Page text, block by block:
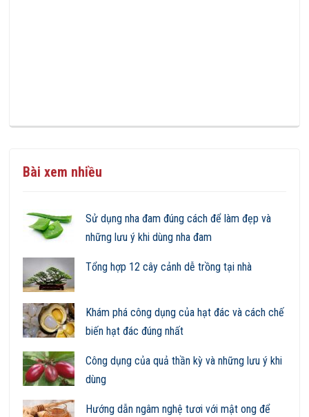
Bài xem nhiều
Sử dụng nha đam đúng cách để làm đẹp và
những lưu ý khi dùng nha đam
Tổng hợp 12 cây cảnh dễ trồng tại nhà
Khám phá công dụng của hạt đác và cách chế
biến hạt đác đúng nhất
Công dụng của quả thần kỳ và những lưu ý khi
dùng
Hướng dẫn ngâm nghệ tươi với mật ong để